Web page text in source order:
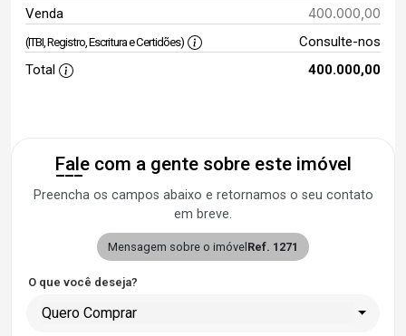
Venda 400.000,00
(ITBI, Registro, Escritura e Certidões)
Consulte-nos
Total
400.000,00
Fale com a gente sobre este imóvel
Preencha os campos abaixo e retornamos o seu contato
em breve.
Mensagem sobre o imóvel Ref. 1271
O que você deseja?
Quero Comprar